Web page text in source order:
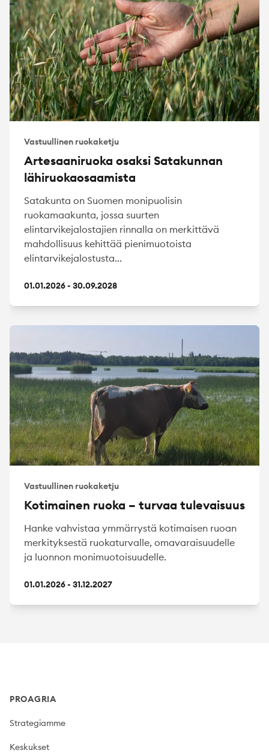
Vastuullinen ruokaketju
Artesaaniruoka osaksi Satakunnan
lähiruokaosaamista
Satakunta on Suomen monipuolisin
ruokamaakunta, jossa suurten
elintarvikejalostajien rinnalla on merkittävä
mahdollisuus kehittää pienimuotoista
elintarvikejalostusta...
01.01.2026 - 30.09.2028
Vastuullinen ruokaketju
Kotimainen ruoka – turvaa tulevaisuus
Hanke vahvistaa ymmärrystä kotimaisen ruoan
merkityksestä ruokaturvalle, omavaraisuudelle
ja luonnon monimuotoisuudelle.
01.01.2026 - 31.12.2027
PROAGRIA
Strategiamme
Keskukset